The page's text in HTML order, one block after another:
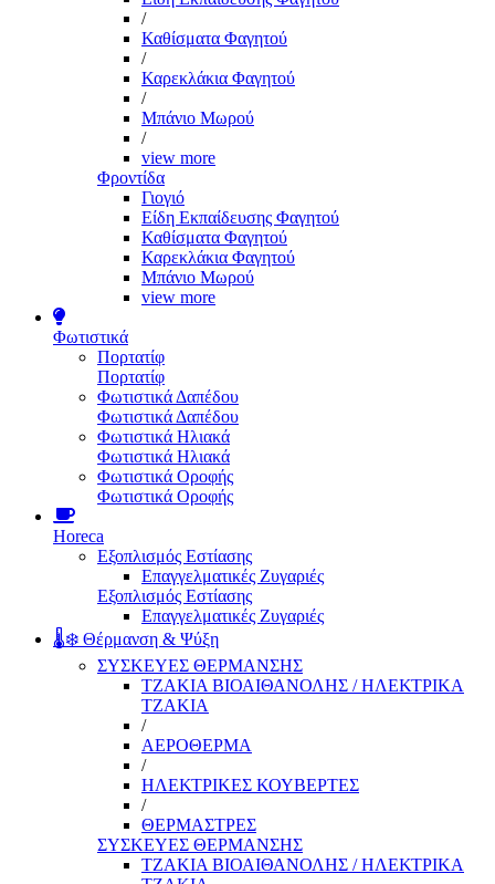
/
Καθίσματα Φαγητού
/
Καρεκλάκια Φαγητού
/
Μπάνιο Μωρού
/
view more
Φροντίδα
Γιογιό
Είδη Εκπαίδευσης Φαγητού
Καθίσματα Φαγητού
Καρεκλάκια Φαγητού
Μπάνιο Μωρού
view more
Φωτιστικά
Πορτατίφ
Πορτατίφ
Φωτιστικά Δαπέδου
Φωτιστικά Δαπέδου
Φωτιστικά Ηλιακά
Φωτιστικά Ηλιακά
Φωτιστικά Οροφής
Φωτιστικά Οροφής
Horeca
Εξοπλισμός Εστίασης
Επαγγελματικές Ζυγαριές
Εξοπλισμός Εστίασης
Επαγγελματικές Ζυγαριές
🌡️❄️ Θέρμανση & Ψύξη
ΣΥΣΚΕΥΕΣ ΘΕΡΜΑΝΣΗΣ
ΤΖΑΚΙΑ ΒΙΟΑΙΘΑΝΟΛΗΣ / ΗΛΕΚΤΡΙΚΑ
ΤΖΑΚΙΑ
/
ΑΕΡΟΘΕΡΜΑ
/
ΗΛΕΚΤΡΙΚΕΣ ΚΟΥΒΕΡΤΕΣ
/
ΘΕΡΜΑΣΤΡΕΣ
ΣΥΣΚΕΥΕΣ ΘΕΡΜΑΝΣΗΣ
ΤΖΑΚΙΑ ΒΙΟΑΙΘΑΝΟΛΗΣ / ΗΛΕΚΤΡΙΚΑ